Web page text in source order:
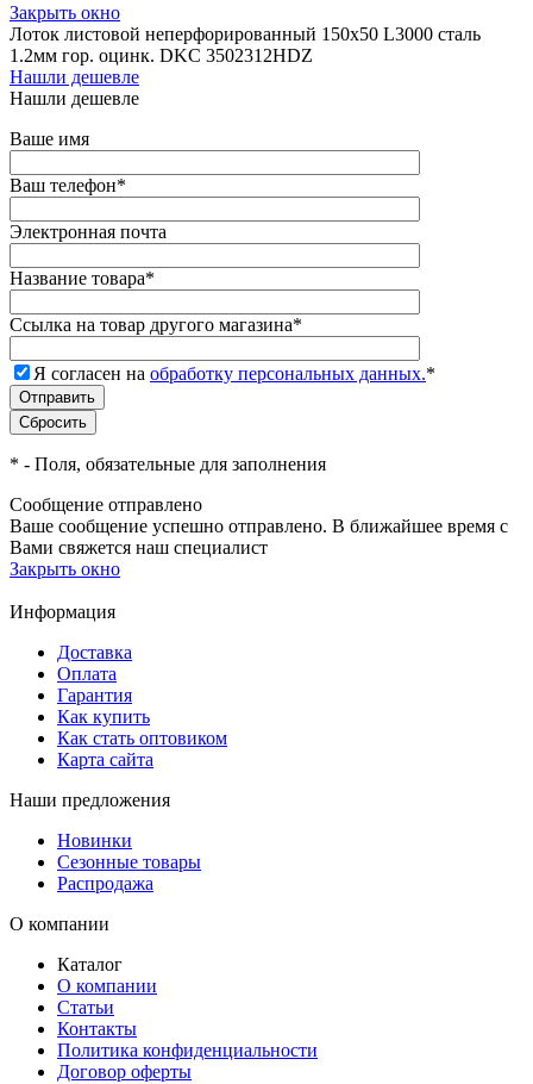
Закрыть окно
Лоток листовой неперфорированный 150х50 L3000 сталь
1.2мм гор. оцинк. DKC 3502312HDZ
Нашли дешевле
Нашли дешевле
Ваше имя
Ваш телефон*
Электронная почта
Название товара*
Ссылка на товар другого магазина*
Я согласен на обработку персональных данных.*
* - Поля, обязательные для заполнения
Сообщение отправлено
Ваше сообщение успешно отправлено. В ближайшее время с
Вами свяжется наш специалист
Закрыть окно
Информация
Доставка
Оплата
Гарантия
Как купить
Как стать оптовиком
Карта сайта
Наши предложения
Новинки
Сезонные товары
Распродажа
О компании
Каталог
О компании
Статьи
Контакты
Политика конфиденциальности
Договор оферты